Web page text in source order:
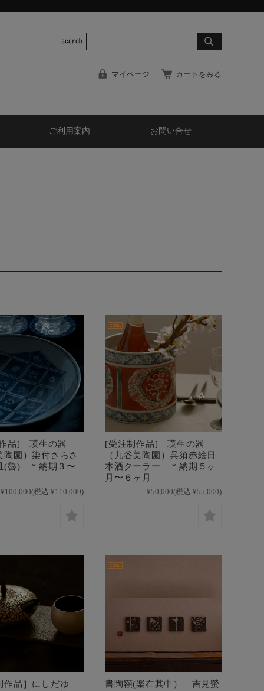
マイページ カートをみる
ご利用案内 お問い合せ
品] 瑛生の器
陶園）染付さらさ
(魯) ＊納期３〜
¥100,000(税込 ¥110,000)
[受注制作品] 瑛生の器
（九谷美陶園）呉須赤絵日
本酒クーラー ＊納期５ヶ
月〜６ヶ月
¥50,000(税込 ¥55,000)
作品］にしだゆ
書陶額(楽在其中）｜吉見螢